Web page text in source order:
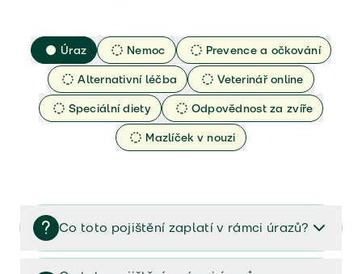
Úraz Nemoc
Prevence a očkování
Alternativní léčba
Veterinář online
Speciální diety
Odpovědnost za zvíře
Mazlíček v nouzi
Co toto pojištění zaplatí v rámci úrazů?
Pojištění zaplatí náklady za veterinární péči zvířete,